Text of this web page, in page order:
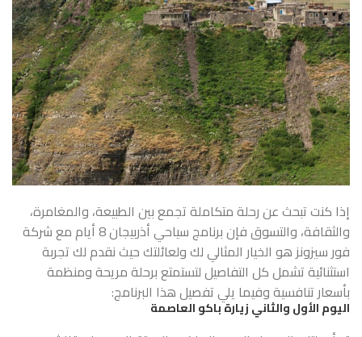
إذا كنت تبحث عن رحلة متكاملة تجمع بين الطبيعة، والمغامرة،
والثقافة، والتسوق فإن برنامج سياحي أذربيجان 8 أيام مع شركة
فور سيزونز هو الخيار المثالي لك ولعائلتك حيث نقدم لك تجربة
استثنائية تشمل كل التفاصيل لتستمتع برحلة مريحة ومنظمة
بأسعار تنافسية وفيما يلي تفصيل هذا البرنامج:
اليوم الأول والثاني زيارة باكو العاصمة